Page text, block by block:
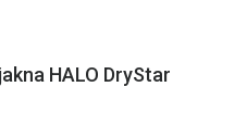
HALO DryStar